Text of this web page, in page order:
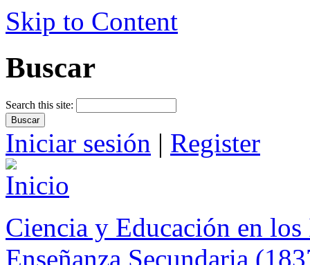
Skip to Content
Buscar
Search this site:
Iniciar sesión | Register
Ciencia y Educación en
Enseñanza Secundaria